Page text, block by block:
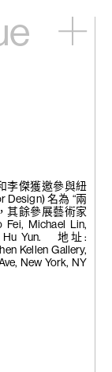
李傑獲邀參與紐
Design) 名為 “兩
其餘參展藝術家
Fei, Michael Lin,
Hu Yun. 地址:
Kellen Gallery,
New York, NY